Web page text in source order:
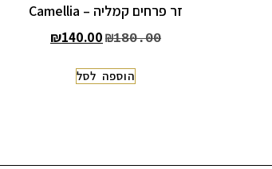
זר פרחים קמליה – Camellia
₪180.00
₪140.00
הוספה לסל